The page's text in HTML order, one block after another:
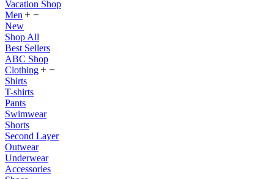
Vacation Shop
Men
New
Shop All
Best Sellers
ABC Shop
Clothing
Shirts
T-shirts
Pants
Swimwear
Shorts
Second Layer
Outwear
Underwear
Accessories